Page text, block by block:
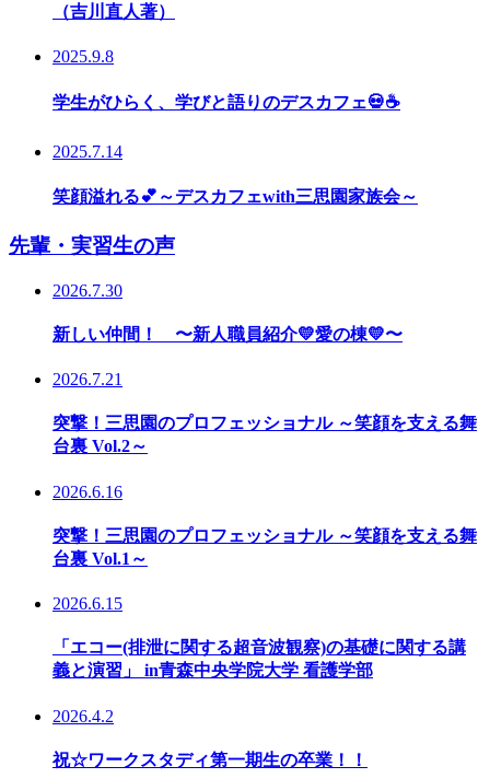
（吉川直人著）
2025.9.8
学生がひらく、学びと語りのデスカフェ💀☕
2025.7.14
笑顔溢れる💕～デスカフェwith三思園家族会～
先輩・実習生の声
2026.7.30
新しい仲間！ 〜新人職員紹介💛愛の棟💛〜
2026.7.21
突撃！三思園のプロフェッショナル ～笑顔を支える舞
台裏 Vol.2～
2026.6.16
突撃！三思園のプロフェッショナル ～笑顔を支える舞
台裏 Vol.1～
2026.6.15
「エコー(排泄に関する超音波観察)の基礎に関する講
義と演習」 in青森中央学院大学 看護学部
2026.4.2
祝☆ワークスタディ第一期生の卒業！！